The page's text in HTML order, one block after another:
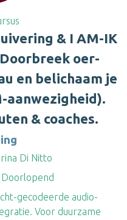
& I AM-IK
oer-
en belichaam je
aanwezigheid).
& coaches.
Di Nitto
Doorlopend
gecodeerde audio-
Voor duurzame